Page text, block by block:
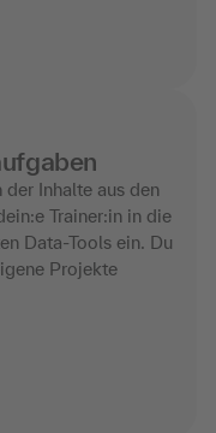
Inhalte aus den
Trainer:in in die
Data-Tools ein. Du
Projekte